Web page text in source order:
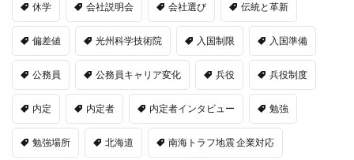
休学 会社説明会 会社選び 伝統と革新
偏差値 光州科学技術院 入国制限 入国準備
公務員 公務員キャリア変化 兵役 兵役制度
内定 内定者 内定者インタビュー 勉強
勉強場所 北海道 南海トラフ地震 企業対応